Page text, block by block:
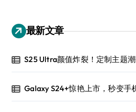
最新文章
S25 Ultra颜值炸裂！定制主题
Galaxy S24+惊艳上市，秒变手